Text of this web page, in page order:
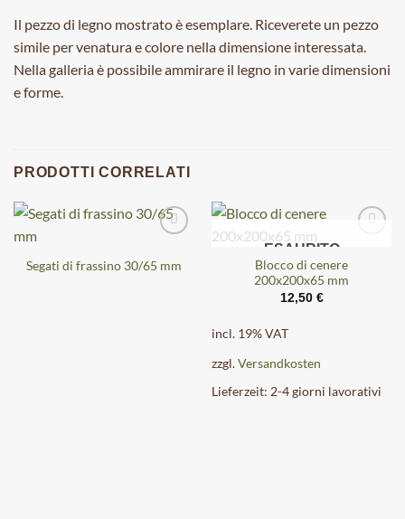
Il pezzo di legno mostrato è esemplare. Riceverete un pezzo
simile per venatura e colore nella dimensione interessata.
Nella galleria è possibile ammirare il legno in varie dimensioni
e forme.
PRODOTTI CORRELATI
Segati di frassino 30/65 mm
ESAURITO
Blocco di cenere
200x200x65 mm
12,50 €
incl. 19% VAT
zzgl.Versandkosten
Lieferzeit: 2-4 giorni lavorativi